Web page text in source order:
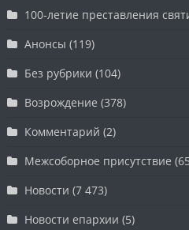
100-летие преставления
Анонсы (119)
Без рубрики (104)
Возрождение (378)
Комментарий (2)
Межсоборное присутствие
Новости (7 473)
Новости епархии (5)